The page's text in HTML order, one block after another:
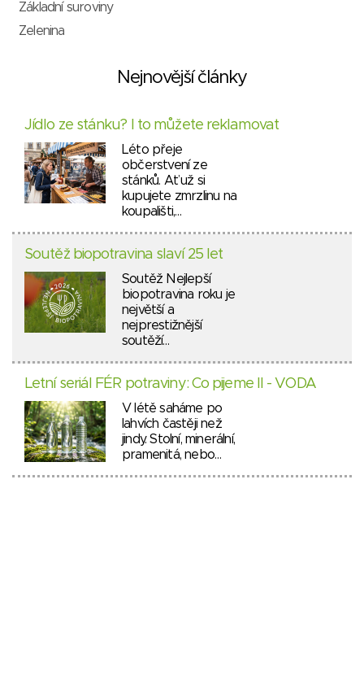
Základní suroviny
Zelenina
Nejnovější články
Jídlo ze stánku? I to můžete reklamovat
Léto přeje
občerstvení ze
stánků. Ať už si
kupujete zmrzlinu na
koupališti,…
Soutěž biopotravina slaví 25 let
Soutěž Nejlepší
biopotravina roku je
největší a
nejprestižnější
soutěží…
Letní seriál FÉR potraviny: Co pijeme II - VODA
V létě saháme po
lahvích častěji než
jindy. Stolní, minerální,
pramenitá, nebo…